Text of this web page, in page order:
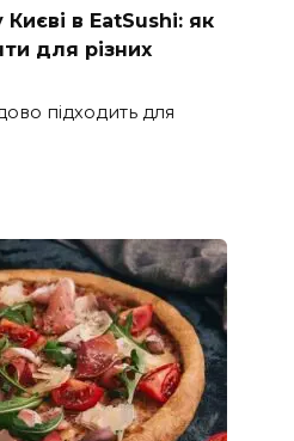
в EatSushi: як
для різних
підходить для